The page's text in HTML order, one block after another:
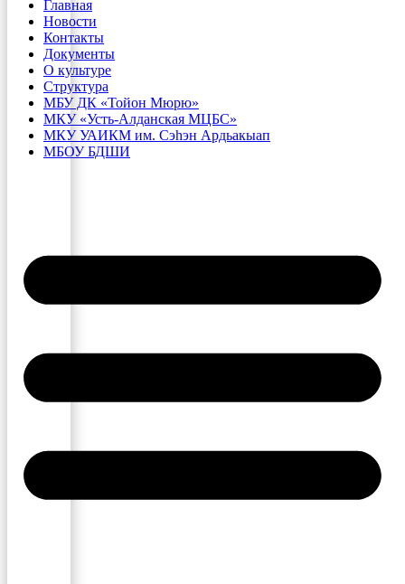
Главная
Новости
Контакты
Документы
О культуре
Структура
МБУ ДК «Тойон Мюрю»
МКУ «Усть-Алданская МЦБС»
МКУ УАИКМ им. Сэһэн Ардьакыап
МБОУ БДШИ